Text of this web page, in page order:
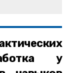
у